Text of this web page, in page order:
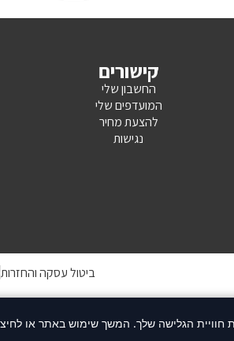
קישורים
החשבון שלי
המועדפים שלי
להצעת מחיר
נגישות
ביטול עסקה והחזרות